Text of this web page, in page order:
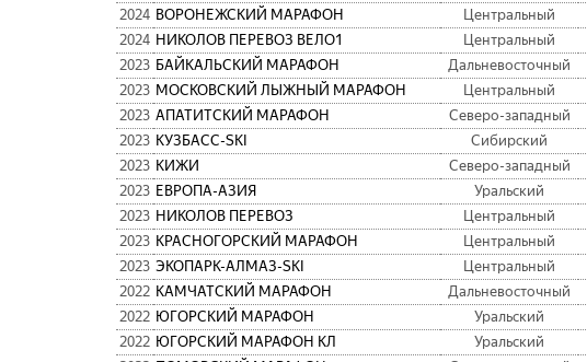
2024 ВОРОНЕЖСКИЙ МАРАФОН Центральный
2024 НИКОЛОВ ПЕРЕВОЗ ВЕЛО1 Центральный
2023 БАЙКАЛЬСКИЙ МАРАФОН Дальневосточный
2023 МОСКОВСКИЙ ЛЫЖНЫЙ МАРАФОН Центральный
2023 АПАТИТСКИЙ МАРАФОН Северо-западный
2023 КУЗБАСC-SKI Сибирский
2023 КИЖИ Северо-западный
2023 ЕВРОПА-АЗИЯ Уральский
2023 НИКОЛОВ ПЕРЕВОЗ Центральный
2023 КРАСНОГОРСКИЙ МАРАФОН Центральный
2023 ЭКОПАРК-АЛМАЗ-SKI Центральный
2022 КАМЧАТСКИЙ МАРАФОН Дальневосточный
2022 ЮГОРСКИЙ МАРАФОН Уральский
2022 ЮГОРСКИЙ МАРАФОН КЛ Уральский